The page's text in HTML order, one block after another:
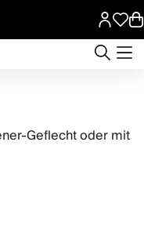
Geflecht oder mit